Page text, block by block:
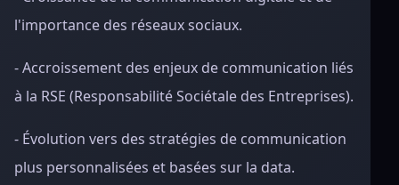
l'importance des réseaux sociaux.
- Accroissement des enjeux de communication liés
à la RSE (Responsabilité Sociétale des Entreprises).
- Évolution vers des stratégies de communication
plus personnalisées et basées sur la data.